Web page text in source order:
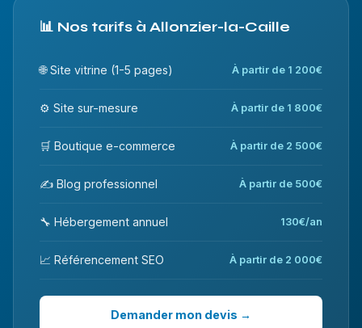
📊 Nos tarifs à Allonzier-la-Caille
🌐 Site vitrine (1-5 pages) À partir de 1 200€
⚙️ Site sur-mesure À partir de 1 800€
🛒 Boutique e-commerce À partir de 2 500€
✍️ Blog professionnel À partir de 500€
🔧 Hébergement annuel 130€/an
📈 Référencement SEO À partir de 2 000€
Demander mon devis →